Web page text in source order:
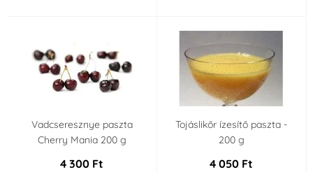
Vadcseresznye paszta
Cherry Mania 200 g
4 300 Ft
Tojáslikőr ízesítő paszta -
200 g
4 050 Ft